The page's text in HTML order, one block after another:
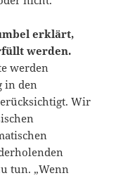
erklärt,
werden.
werden
in den
Wir
tun. „Wenn